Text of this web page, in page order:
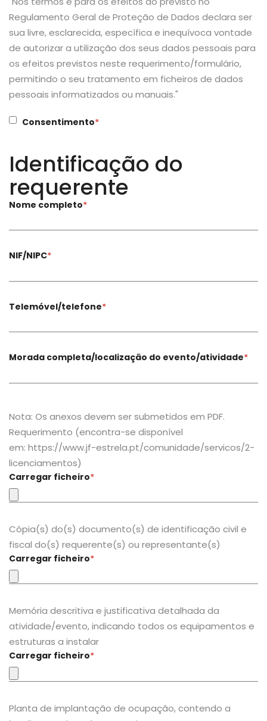
Regulamento Geral de Proteção de Dados declara ser
sua livre, esclarecida, específica e inequívoca vontade
de autorizar a utilização dos seus dados pessoais para
os efeitos previstos neste requerimento/formulário,
permitindo o seu tratamento em ficheiros de dados
pessoais informatizados ou manuais."
Consentimento*
Identificação do
requerente
Nome completo*
NIF/NIPC*
Telemóvel/telefone*
Morada completa/localização do evento/atividade*
Nota: Os anexos devem ser submetidos em PDF.
Requerimento (encontra-se disponível
em: https://www.jf-estrela.pt/comunidade/servicos/2-
licenciamentos)
Carregar ficheiro*
Cópia(s) do(s) documento(s) de identificação civil e
fiscal do(s) requerente(s) ou representante(s)
Carregar ficheiro*
Memória descritiva e justificativa detalhada da
atividade/evento, indicando todos os equipamentos e
estruturas a instalar
Carregar ficheiro*
Planta de implantação de ocupação, contendo a